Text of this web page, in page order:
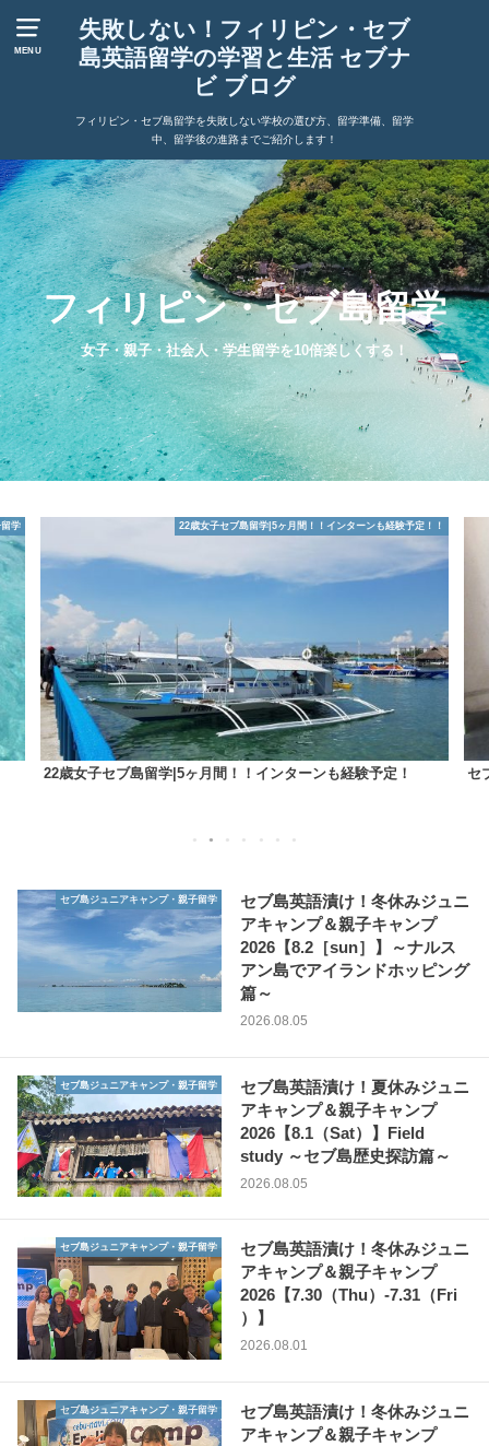
MENU
失敗しない！フィリピン・セブ
島英語留学の学習と生活 セブナ
ビ ブログ
フィリピン・セブ島留学を失敗しない学校の選び方、留学準備、留学
中、留学後の進路までご紹介します！
フィリピン・セブ島留学
女子・親子・社会人・学生留学を10倍楽しくする！
学 22歳女子セブ島留学|5ヶ月間！！インターンも経験予定！！
22歳女子セブ島留学|5ヶ月間！！インターンも経験予定！ セ
1 2 3 4 5 6 7
セブ島ジュニアキャンプ・親子留学
セブ島英語漬け！冬休みジュニ
アキャンプ＆親子キャンプ
2026【8.2［sun］】～ナルス
アン島でアイランドホッピング
篇～
2026.08.05
セブ島ジュニアキャンプ・親子留学
セブ島英語漬け！夏休みジュニ
アキャンプ＆親子キャンプ
2026【8.1（Sat）】Field
study ～セブ島歴史探訪篇～
2026.08.05
セブ島ジュニアキャンプ・親子留学
セブ島英語漬け！冬休みジュニ
アキャンプ＆親子キャンプ
2026【7.30（Thu）-7.31（Fri
）】
2026.08.01
セブ島ジュニアキャンプ・親子留学
セブ島英語漬け！冬休みジュニ
アキャンプ＆親子キャンプ